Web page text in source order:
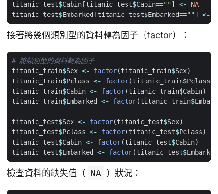
titanic_test$Cabin[titanic_test$Cabin==""] <-
NA
titanic_test$Embarked[titanic_test$Embarked==""] <-
接著將幾個類別型的資料轉為因子（factor）：
# 將類別型的資料轉為因子
titanic_train$Sex <- factor(titanic_train$Sex)
titanic_train$Pclass <- factor(titanic_train$Pclass
titanic_train$Cabin <- factor(titanic_train$Cabin)
titanic_train$Embarked <- factor(titanic_train$
titanic_test$Sex <- factor(titanic_test$Sex)
titanic_test$Pclass <- factor(titanic_test$Pclass)
titanic_test$Cabin <- factor(titanic_test$Cabin)
titanic_test$Embarked <- factor(titanic_test$Embarked
檢查資料的缺失值（ NA ）狀況：